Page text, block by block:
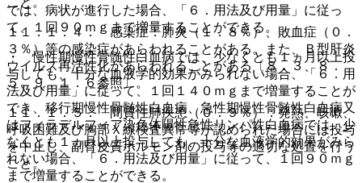
１１．１．４． 感染症：肺炎（１．８％）、敗血症（０．
３％）等の感染症があらわれることがある。また、Ｂ型肝炎
ウイルス再活性化があらわれることがある〔８．３、８．
５、９．１．６参照〕。
１１．１．５． 間質性肺疾患（０．９％）：発熱、咳嗽、
呼吸困難及び胸部Ｘ線検査異常等が認められた場合には投与
を中止し、副腎皮質ホルモン剤の投与等の適切な処置を行う
こと。
では、病状が進行した場合、「６．用法及び用量」に従っ
て、１回９０ｍｇまで増量することができる。
・ 慢性期慢性骨髄性白血病では、少なくとも１ヵ月以上投
与しても、十分な血液学的効果がみられない場合、「６．用
法及び用量」に従って、１回１４０ｍｇまで増量することが
でき、移行期慢性骨髄性白血病、急性期慢性骨髄性白血病又
はフィラデルフィア染色体陽性急性リンパ性白血病では、少
なくとも１ヵ月以上投与しても、十分な血液学的効果がみら
れない場合、「６．用法及び用量」に従って、１回９０ｍｇ
まで増量することができる。